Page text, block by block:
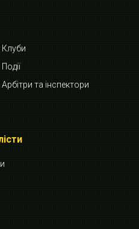
Клуби
Події
Арбітри та інспектори